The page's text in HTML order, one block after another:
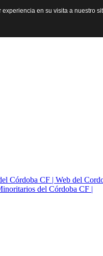
Córdoba CF | Web del
del Córdoba CF |
en su visita a nuestro